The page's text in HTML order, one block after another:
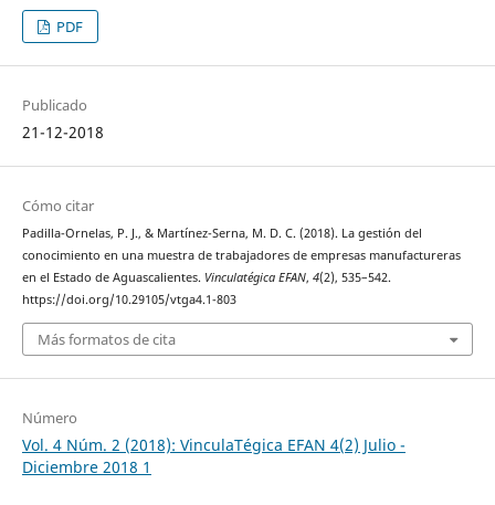
PDF
Publicado
21-12-2018
Cómo citar
Padilla-Ornelas, P. J., & Martínez-Serna, M. D. C. (2018). La gestión del
conocimiento en una muestra de trabajadores de empresas manufactureras
en el Estado de Aguascalientes. Vinculatégica EFAN, 4(2), 535–542.
https://doi.org/10.29105/vtga4.1-803
Más formatos de cita
Número
Vol. 4 Núm. 2 (2018): VinculaTégica EFAN 4(2) Julio -
Diciembre 2018 1